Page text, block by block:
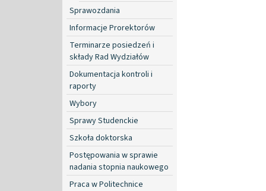
Sprawozdania
Informacje Prorektorów
Terminarze posiedzeń i
składy Rad Wydziałów
Dokumentacja kontroli i
raporty
Wybory
Sprawy Studenckie
Szkoła doktorska
Postępowania w sprawie
nadania stopnia naukowego
Praca w Politechnice